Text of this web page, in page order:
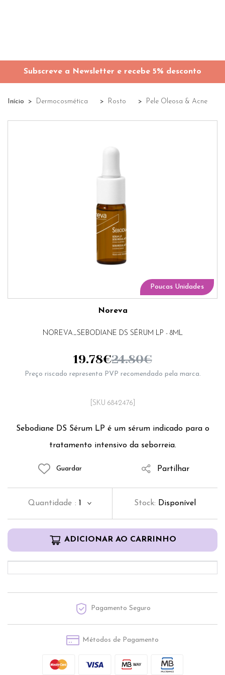
Subscreve a Newsletter e recebe 5% desconto
Início Dermocosmética Rosto Pele Oleosa & Acne
Poucas Unidades
Noreva
NOREVA_SEBODIANE DS SÉRUM LP - 8ML
Sebodiane DS Sérum LP é um sérum indicado para o
tratamento intensivo da seborreia.
[SKU 6842476]
19.78€24.80€
Preço riscado representa PVP recomendado pela marca.
Guardar Partilhar
Quantidade : 1 Stock: Disponível
ADICIONAR AO CARRINHO
Pagamento Seguro
Métodos de Pagamento